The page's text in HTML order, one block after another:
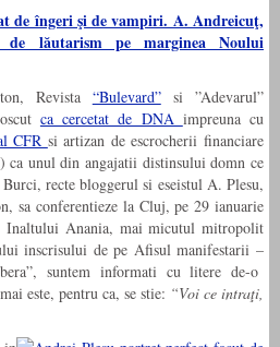
de îngeri şi de vampiri. A. Andreicuţ,
lăutarism pe marginea Noului
Revista “Bulevard”si ”Adevarul”
ca cercetat de DNA impreuna cu
CFR si artizan de escrocherii financiare
unul din angajatii distinsului domn ce
recte bloggerul si eseistul A. Plesu,
sa conferentieze la Cluj, pe 29 ianuarie
Inaltului Anania, mai micutul mitropolit
inscrisului de pe Afisul manifestarii –
suntem informati cu litere de-o
este, pentru ca, se stie: “Voi ce intraţi,